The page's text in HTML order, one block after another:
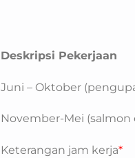
Deskripsi Pekerjaan
Juni – Oktober
November-Mei
Keterangan jam kerja*